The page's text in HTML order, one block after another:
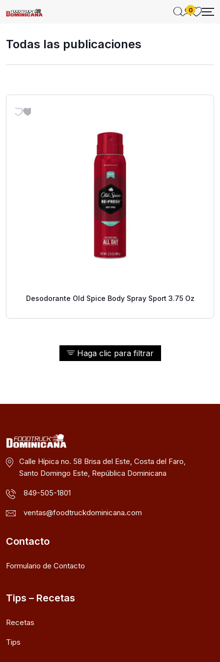
0
Todas las publicaciones
Haga clic para filtrar
Desodorante Old Spice Body Spray Sport 3.75 Oz
Calle Hípica no. 58 Brisa del Este, Costa del Faro,
Santo Domingo Este, República Dominicana
849-505-1801
ventas@foodtruckdominicana.com
Contacto
Formulario de Contacto
Tips – Recetas
Recetas
Tips